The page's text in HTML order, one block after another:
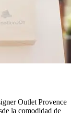
Outlet Provence
la comodidad de